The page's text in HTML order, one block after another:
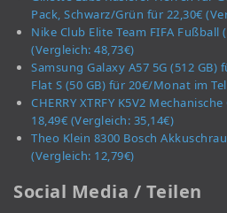
Pack, Schwarz/Grün für 22,30€
Nike Club Elite Team FIFA Fußball
(Vergleich: 48,73€)
Samsung Galaxy A57 5G (512
Flat S (50 GB) für 20€/Monat im
CHERRY XTRFY K5V2
18,49€ (Vergleich: 35,14€)
Theo Klein 8300 Bosch
(Vergleich: 12,79€)
Social Media / Teilen